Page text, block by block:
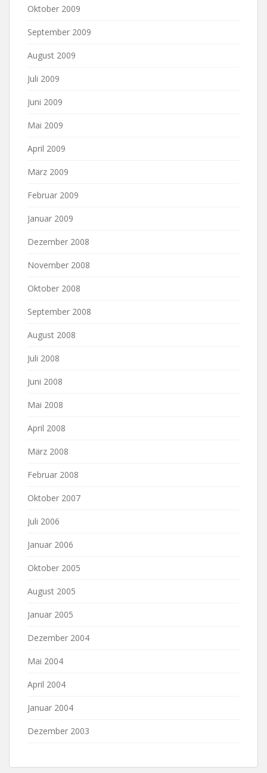
Oktober 2009
September 2009
August 2009
Juli 2009
Juni 2009
Mai 2009
April 2009
März 2009
Februar 2009
Januar 2009
Dezember 2008
November 2008
Oktober 2008
September 2008
August 2008
Juli 2008
Juni 2008
Mai 2008
April 2008
März 2008
Februar 2008
Oktober 2007
Juli 2006
Januar 2006
Oktober 2005
August 2005
Januar 2005
Dezember 2004
Mai 2004
April 2004
Januar 2004
Dezember 2003